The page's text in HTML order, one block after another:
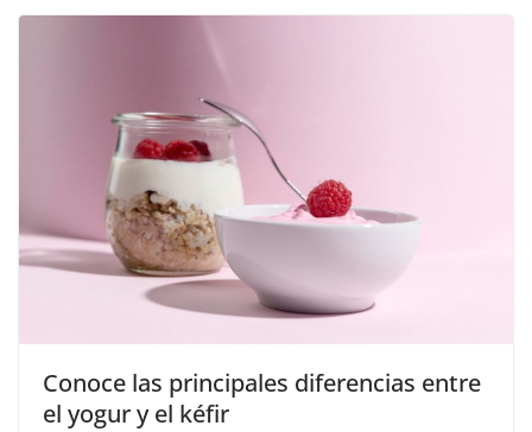
Conoce las principales diferencias entre
el yogur y el kéfir